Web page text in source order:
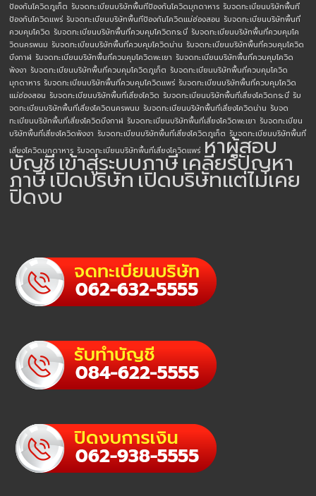
ป้องกันโควิดภูเก็ต รับจดทะเบียนบริษัทพื้นทีป้องกันโควิดมุกดาหาร รับจดทะเบียนบริษัทพื้นที
ป้องกันโควิดแพร่ รับจดทะเบียนบริษัทพื้นทีป้องกันโควิดแม่ฮ่องสอน รับจดทะเบียนบริษัทพื้นที่
ควบคุมโควิด รับจดทะเบียนบริษัทพื้นที่ควบคุมโควิดกระบี่ รับจดทะเบียนบริษัทพื้นที่ควบคุมโค
วิดนครพนม รับจดทะเบียนบริษัทพื้นที่ควบคุมโควิดน่าน รับจดทะเบียนบริษัทพื้นที่ควบคุมโควิด
บึงกาฬ รับจดทะเบียนบริษัทพื้นที่ควบคุมโควิดพะเยา รับจดทะเบียนบริษัทพื้นที่ควบคุมโควิด
พังงา รับจดทะเบียนบริษัทพื้นที่ควบคุมโควิดภูเก็ต รับจดทะเบียนบริษัทพื้นที่ควบคุมโควิด
มุกดาหาร รับจดทะเบียนบริษัทพื้นที่ควบคุมโควิดแพร่ รับจดทะเบียนบริษัทพื้นที่ควบคุมโควิด
แม่ฮ่องสอน รับจดทะเบียนบริษัทพื้นที่เสี่ยงโควิด รับจดทะเบียนบริษัทพื้นที่เสี่ยงโควิดกระบี่ รับ
จดทะเบียนบริษัทพื้นที่เสี่ยงโควิดนครพนม รับจดทะเบียนบริษัทพื้นที่เสี่ยงโควิดน่าน รับจด
ทะเบียนบริษัทพื้นที่เสี่ยงโควิดบึงกาฬ รับจดทะเบียนบริษัทพื้นที่เสี่ยงโควิดพะเยา รับจดทะเบียน
บริษัทพื้นที่เสี่ยงโควิดพังงา รับจดทะเบียนบริษัทพื้นที่เสี่ยงโควิดภูเก็ต รับจดทะเบียนบริษัทพื้นที่
เสี่ยงโควิดมุกดาหาร รับจดทะเบียนบริษัทพื้นที่เสี่ยงโควิดแพร่ หาผู้สอบ
บัญชีเข้าสู่ระบบภาษีเคลียร์ปัญหา
ภาษีเปิดบริษัทเปิดบริษัทแต่ไม่เคย
ปิดงบ